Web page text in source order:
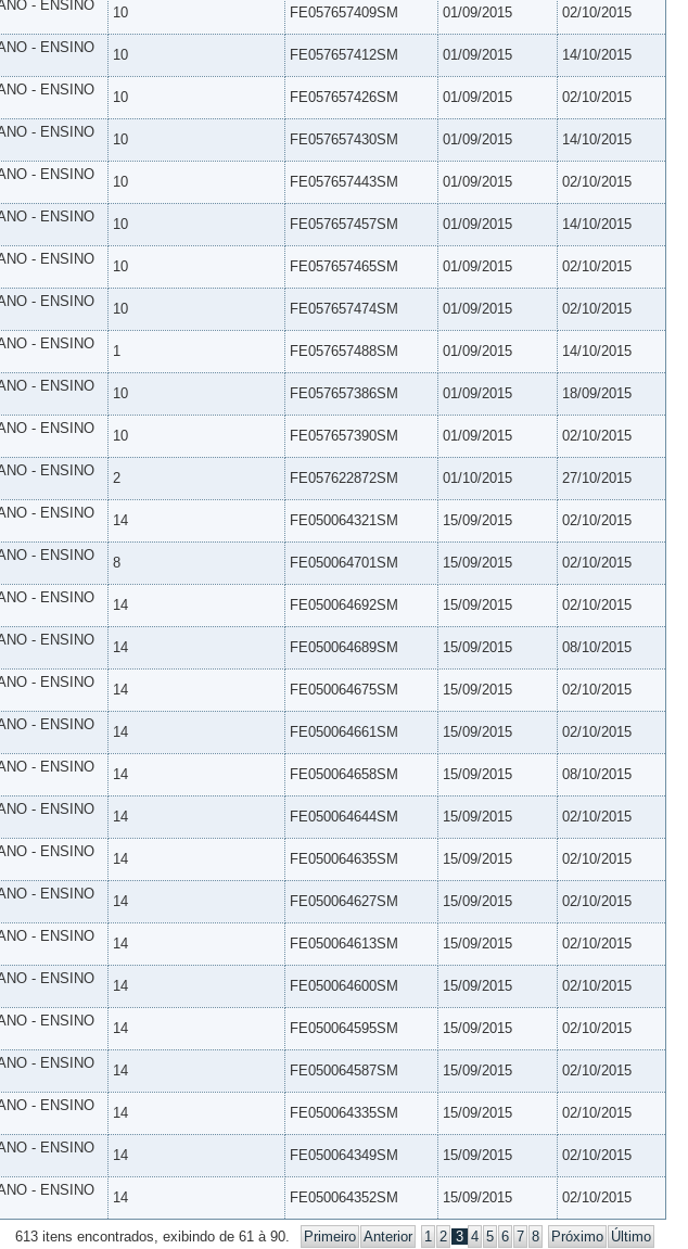
- ENSINO
10 FE057657409SM 01/09/2015 02/10/2015
- ENSINO
10 FE057657412SM 01/09/2015 14/10/2015
- ENSINO
10 FE057657426SM 01/09/2015 02/10/2015
- ENSINO
10 FE057657430SM 01/09/2015 14/10/2015
- ENSINO
10 FE057657443SM 01/09/2015 02/10/2015
- ENSINO
10 FE057657457SM 01/09/2015 14/10/2015
- ENSINO
10 FE057657465SM 01/09/2015 02/10/2015
- ENSINO
10 FE057657474SM 01/09/2015 02/10/2015
- ENSINO
1 FE057657488SM 01/09/2015 14/10/2015
- ENSINO
10 FE057657386SM 01/09/2015 18/09/2015
- ENSINO
10 FE057657390SM 01/09/2015 02/10/2015
- ENSINO
2 FE057622872SM 01/10/2015 27/10/2015
- ENSINO
14 FE050064321SM 15/09/2015 02/10/2015
- ENSINO
8 FE050064701SM 15/09/2015 02/10/2015
- ENSINO
14 FE050064692SM 15/09/2015 02/10/2015
- ENSINO
14 FE050064689SM 15/09/2015 08/10/2015
- ENSINO
14 FE050064675SM 15/09/2015 02/10/2015
- ENSINO
14 FE050064661SM 15/09/2015 02/10/2015
- ENSINO
14 FE050064658SM 15/09/2015 08/10/2015
- ENSINO
14 FE050064644SM 15/09/2015 02/10/2015
- ENSINO
14 FE050064635SM 15/09/2015 02/10/2015
- ENSINO
14 FE050064627SM 15/09/2015 02/10/2015
- ENSINO
14 FE050064613SM 15/09/2015 02/10/2015
- ENSINO
14 FE050064600SM 15/09/2015 02/10/2015
- ENSINO
14 FE050064595SM 15/09/2015 02/10/2015
- ENSINO
14 FE050064587SM 15/09/2015 02/10/2015
- ENSINO
14 FE050064335SM 15/09/2015 02/10/2015
- ENSINO
14 FE050064349SM 15/09/2015 02/10/2015
- ENSINO
14 FE050064352SM 15/09/2015 02/10/2015
613 itens encontrados, exibindo de 61 à 90. Primeiro Anterior 1 2 3 4 5 6 7 8 Próximo Último